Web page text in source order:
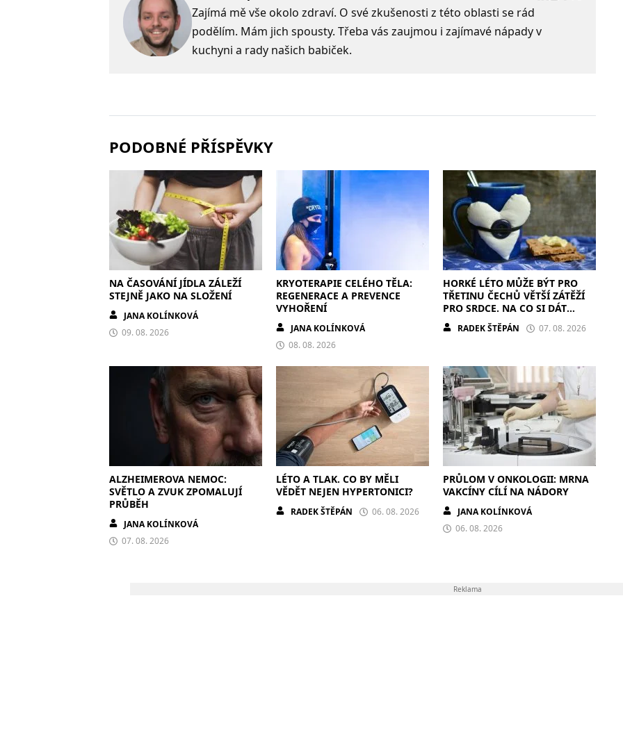
Zajímá mě vše okolo zdraví. O své zkušenosti z této oblasti se rád
podělím. Mám jich spousty. Třeba vás zaujmou i zajímavé nápady v
kuchyni a rady našich babiček.
PODOBNÉ PŘÍSPĚVKY
NA ČASOVÁNÍ JÍDLA ZÁLEŽÍ
STEJNĚ JAKO NA SLOŽENÍ
JANA KOLÍNKOVÁ
09. 08. 2026
KRYOTERAPIE CELÉHO TĚLA:
REGENERACE A PREVENCE
VYHOŘENÍ
JANA KOLÍNKOVÁ
08. 08. 2026
HORKÉ LÉTO MŮŽE BÝT PRO
TŘETINU ČECHŮ VĚTŠÍ ZÁTĚŽÍ
PRO SRDCE. NA CO SI DÁT
POZOR?
RADEK ŠTĚPÁN 07. 08. 2026
ALZHEIMEROVA NEMOC:
SVĚTLO A ZVUK ZPOMALUJÍ
PRŮBĚH
JANA KOLÍNKOVÁ
07. 08. 2026
LÉTO A TLAK. CO BY MĚLI
VĚDĚT NEJEN HYPERTONICI?
RADEK ŠTĚPÁN 06. 08. 2026
PRŮLOM V ONKOLOGII: MRNA
VAKCÍNY CÍLÍ NA NÁDORY
JANA KOLÍNKOVÁ
06. 08. 2026
Reklama